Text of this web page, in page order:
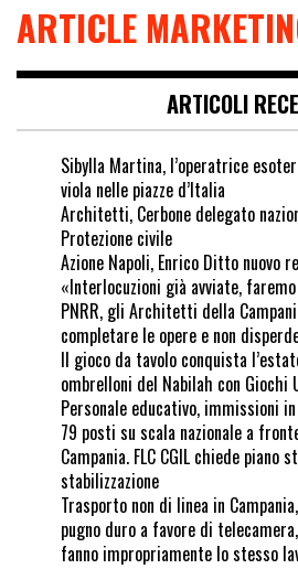
ARTICLE
ARTICOLI
Sibylla Martina, l’operatrice
viola nelle piazze d’Italia
Architetti, Cerbone delegato
Protezione civile
Azione Napoli, Enrico Ditto nuovo
«Interlocuzioni già avviate,
PNRR, gli Architetti della
completare le opere e non
Il gioco da tavolo conquista
ombrelloni del Nabilah con Giochi
Personale educativo, immissioni
79 posti su scala nazionale a
Campania. FLC CGIL chiede piano
stabilizzazione
Trasporto non di linea in
pugno duro a favore di
fanno impropriamente lo stesso